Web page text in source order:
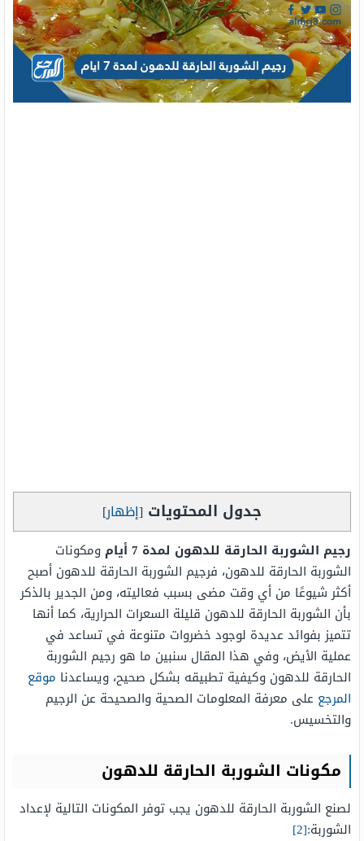
جدول المحتويات [إظهار]
رجيم الشوربة الحارقة للدهون لمدة 7 أيام
ومكونات
الشوربة الحارقة للدهون، فرجيم الشوربة الحارقة للدهون أصبح
أكثر شيوعًا من أي وقت مضى بسبب فعاليته، ومن الجدير بالذكر
بأن الشوربة الحارقة للدهون قليلة السعرات الحرارية، كما أنها
تتميز بفوائد عديدة لوجود خضروات متنوعة في تساعد في
عملية الأيض، وفي هذا المقال سنبين ما هو رجيم الشوربة
الحارقة للدهون وكيفية تطبيقه بشكل صحيح، ويساعدنا موقع
المرجع على معرفة المعلومات الصحية والصحيحة عن الرجيم
والتخسيس.
مكونات الشوربة الحارقة للدهون
لصنع الشوربة الحارقة للدهون يجب توفر المكونات التالية لإعداد
الشوربة:[2]